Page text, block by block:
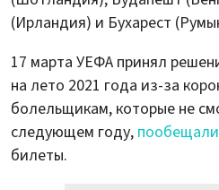
(Ирландия) и Бухарест
17 марта УЕФА принял
на лето 2021 года из-за
болельщикам, которые не
следующем году, пообещали
билеты.